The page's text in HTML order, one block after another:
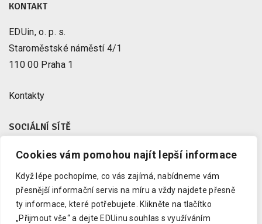
Cookies vám pomohou najít lepší informace
Když lépe pochopíme, co vás zajímá, nabídneme vám
přesnější informační servis na míru a vždy najdete přesně
ty informace, které potřebujete.
Klikněte na tlačítko
„Přijmout vše“ a dejte EDUinu souhlas s využíváním
KONTAKT
EDUin, o. p. s.
Staroměstské náměstí 4/1
110 00 Praha 1
Kontakty
SOCIÁLNÍ SÍTĚ
Facebook
Instagram
Youtube
LinkedIn